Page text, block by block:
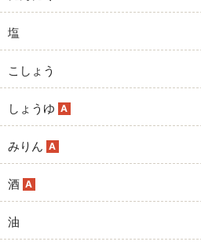
塩
こしょう
しょうゆ A
みりん A
酒 A
油